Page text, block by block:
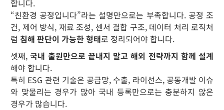
합니다.
“친환경 공정입니다”라는 설명만으로는 부족합니다. 공정 조
건, 제어 방식, 재료 조성, 센서 결합 구조, 데이터 처리 로직처
럼 침해 판단이 가능한 형태로 정리되어야 합니다.
셋째,국내 출원만으로 끝내지 말고 해외 전략까지 함께 설계
해야 합니다.
특히 ESG 관련 기술은 공급망, 수출, 라이선스, 공동개발 이슈
와 맞물리는 경우가 많아 국내 등록만으로는 충분하지 않은
경우가 많습니다.